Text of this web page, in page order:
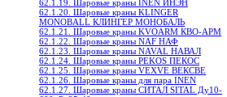
62.1.19. Шаровые краны INEN ИНЭН
62.1.20. Шаровые краны KLINGER
MONOBALL КЛИНГЕР МОНОБАЛЬ
62.1.21. Шаровые краны KVOARM КВО-АРМ
62.1.22. Шаровые краны NAF НАФ
62.1.23. Шаровые краны NAVAL НАВАЛ
62.1.24. Шаровые краны PEKOS ПЕКОС
62.1.25. Шаровые краны VEXVE ВЕКСВЕ
62.1.26. Шаровые краны для пара INEN
62.1.27. Шаровые краны СИТАЛ SITAL Ду10-